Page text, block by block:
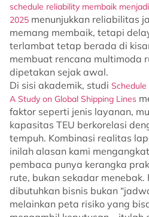
schedule reliability membaik
2025 menunjukkan reliabilitas
memang membaik, tetapi
terlambat tetap berada di
membuat rencana multimoda
dipetakan sejak awal.
Di sisi akademik, studi
A Study on Global Shipping Lines
faktor seperti jenis layanan,
kapasitas TEU berkorelasi
tempuh. Kombinasi realitas
inilah alasan kami
pembaca punya kerangka
rute, bukan sekadar
dibutuhkan bisnis bukan
melainkan peta risiko yang